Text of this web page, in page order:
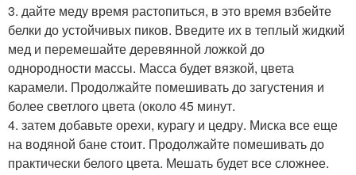
3. дайте меду время растопиться, в это время взбейте
белки до устойчивых пиков. Введите их в теплый жидкий
мед и перемешайте деревянной ложкой до
однородности массы. Масса будет вязкой, цвета
карамели. Продолжайте помешивать до загустения и
более светлого цвета (около 45 минут.
4. затем добавьте орехи, курагу и цедру. Миска все еще
на водяной бане стоит. Продолжайте помешивать до
практически белого цвета. Мешать будет все сложнее.